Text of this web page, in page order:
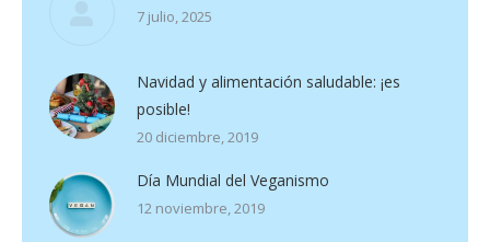
7 julio, 2025
Navidad y alimentación saludable: ¡es
posible!
20 diciembre, 2019
Día Mundial del Veganismo
12 noviembre, 2019